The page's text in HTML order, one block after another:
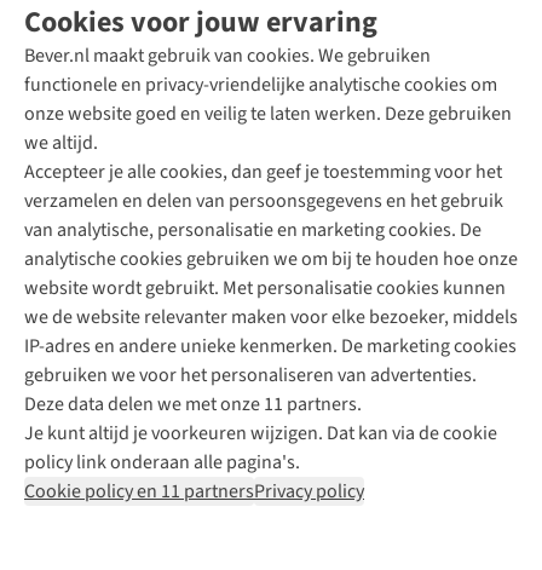
Cookies voor jouw ervaring
Bever.nl maakt gebruik van cookies. We gebruiken
functionele en privacy-vriendelijke analytische cookies om
onze website goed en veilig te laten werken. Deze gebruiken
we altijd.
Accepteer je alle cookies, dan geef je toestemming voor het
verzamelen en delen van persoonsgegevens en het gebruik
van analytische, personalisatie en marketing cookies. De
analytische cookies gebruiken we om bij te houden hoe onze
website wordt gebruikt. Met personalisatie cookies kunnen
we de website relevanter maken voor elke bezoeker, middels
IP-adres en andere unieke kenmerken. De marketing cookies
gebruiken we voor het personaliseren van advertenties.
Deze data delen we met onze 11 partners.
Je kunt altijd je voorkeuren wijzigen. Dat kan via de cookie
policy link onderaan alle pagina's.
Cookie policy en 11 partnersPrivacy policy
Direct advies van een Buitenexpert
+31 (0)85 888 50 88
+31 6 12 28 49 80
Contactformulier